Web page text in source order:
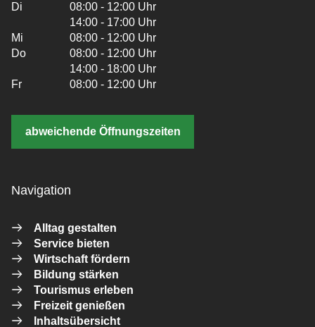
Di
08:00 - 12:00 Uhr
14:00 - 17:00 Uhr
Mi
08:00 - 12:00 Uhr
Do
08:00 - 12:00 Uhr
14:00 - 18:00 Uhr
Fr
08:00 - 12:00 Uhr
abweichende Öffnungszeiten
Navigation
Alltag gestalten
Service bieten
Wirtschaft fördern
Bildung stärken
Tourismus erleben
Freizeit genießen
Inhaltsübersicht